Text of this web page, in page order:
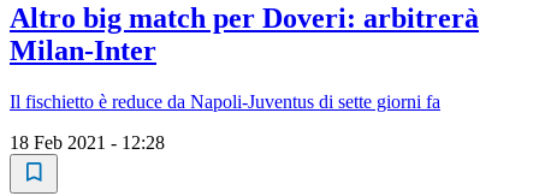
Altro big match per Doveri: arbitrerà
Milan-Inter
Il fischietto è reduce da Napoli-Juventus di sette giorni fa
18 Feb 2021 - 12:28